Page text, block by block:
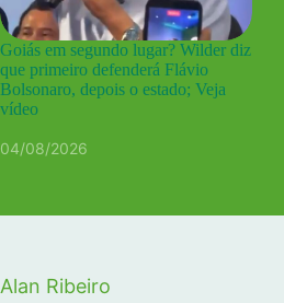
Goiás em segundo lugar? Wilder diz
que primeiro defenderá Flávio
Bolsonaro, depois o estado; Veja
vídeo
04/08/2026
Alan Ribeiro